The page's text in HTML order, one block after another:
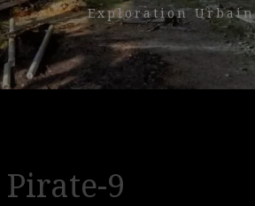
Exploration
9